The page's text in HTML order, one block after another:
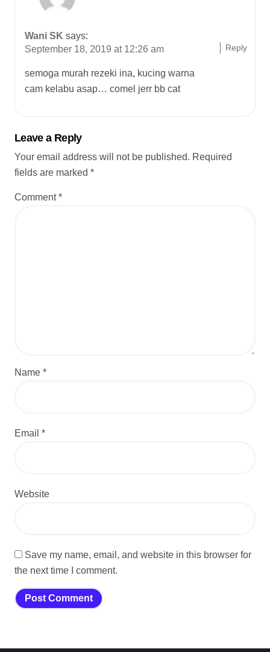
Wani SK says:
September 18, 2019 at 12:26 am
semoga murah rezeki ina, kucing warna
cam kelabu asap… comel jerr bb cat
Reply
Leave a Reply
Your email address will not be published. Required
fields are marked *
Comment*
Name *
Email *
Website
Save my name, email, and website in this browser for
the next time I comment.